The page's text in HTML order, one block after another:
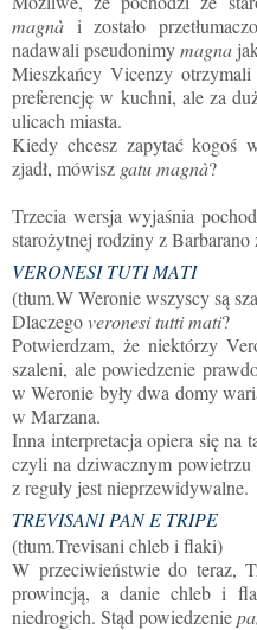
magnà i zostało
nadawali pseudonimymagna
Mieszkańcy Vicenzy
preferencję w kuchni, ale za
ulicach miasta.
Kiedy chcesz zapytać kogoś
zjadł, mówisz gatu magnà?
Trzecia wersja wyjaśnia
starożytnej rodziny z
VERONESI TUTI MATI
(tłum.W Weronie wszyscy są
Dlaczegoveronesi tutti mati?
Potwierdzam, że niektórzy
szaleni, ale powiedzenie
w Weronie były dwa domy
w Marzana.
Inna interpretacja opiera się na
czyli na dziwacznym
z reguły jest nieprzewidywalne.
TREVISANI PAN E TRIPE
(tłum.Trevisani chleb i flaki)
W przeciwieństwie do teraz,
prowincją, a danie chleb i
niedrogich. Stąd powiedzenie